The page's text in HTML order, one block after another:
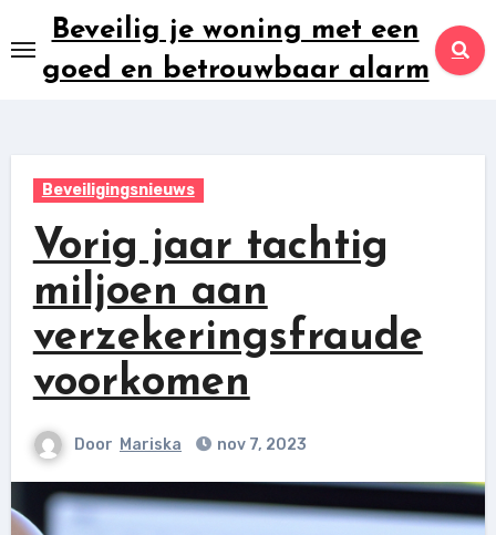
naar
inhoud
Beveilig je woning met een
goed en betrouwbaar alarm
Beveiligingsnieuws
Vorig jaar tachtig
miljoen aan
verzekeringsfraude
voorkomen
Door Mariska nov 7, 2023